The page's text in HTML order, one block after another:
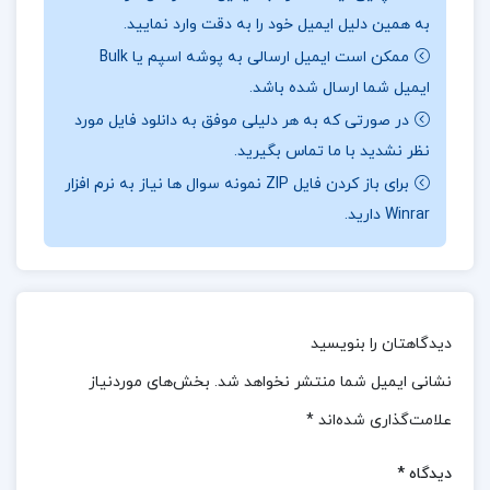
نقد و بررسی کتاب تفسیر موضوعی قرآن کریم جمعی
از نویسندگان + قابل سرچ:
به این رویکرد گاهی روش تشریح توحیدی یا روش
تقطیعی نیز گفته می‌شود.دلیل این نام‌گذاری آن است که
در تفسیر موضوعی، مفسر ناچار است آیات مرتبط با یک
موضوع خاص را از بخش‌های مختلف قرآن جدا کند و با
تحلیل و بررسی آن‌ها به شکلی منسجم، به یک دیدگاه
پویا برقرار شود تا نتایج حاصله هم از نظر عقلی و هم از
نظر قرآنی معتبر باشند.
نظرات کلی کاربران در مورد کتاب تفسیر موضوعی قرآن
کریم جمعی از نویسندگان + قابل سرچ:
به همین دلیل ایمیل خود را به دقت وارد نمایید.
ممکن است ایمیل ارسالی به پوشه اسپم یا Bulk
ایمیل شما ارسال شده باشد.
در صورتی که به هر دلیلی موفق به دانلود فایل مورد
نظر نشدید با ما تماس بگیرید.
برای باز کردن فایل ZIP نمونه سوال ها نیاز به نرم افزار
Winrar دارید.
دیدگاهتان را بنویسید
نشانی ایمیل شما منتشر نخواهد شد. بخش‌های موردنیاز
علامت‌گذاری شده‌اند *
دیدگاه *